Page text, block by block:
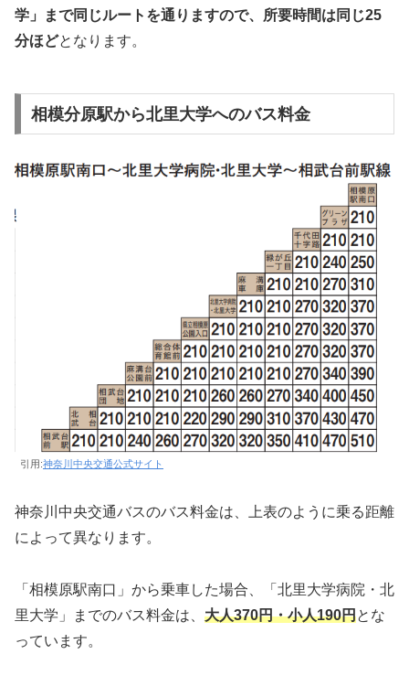
学」まで同じルートを通りますので、所要時間は同じ25
分ほどとなります。
相模分原駅から北里大学へのバス料金
引用:神奈川中央交通公式サイト
神奈川中央交通バスのバス料金は、上表のように乗る距離
によって異なります。
「相模原駅南口」から乗車した場合、「北里大学病院・北
里大学」までのバス料金は、 大人370円・小人190円とな
っています。